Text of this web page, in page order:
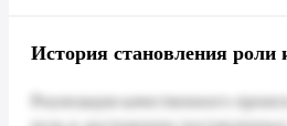
История становления роли